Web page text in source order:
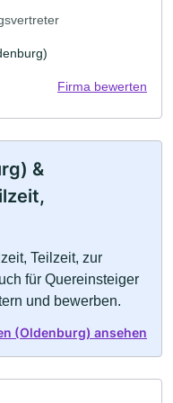
Firma bewerten
&
Teilzeit, zur
für Quereinsteiger
und bewerben.
(Oldenburg) ansehen